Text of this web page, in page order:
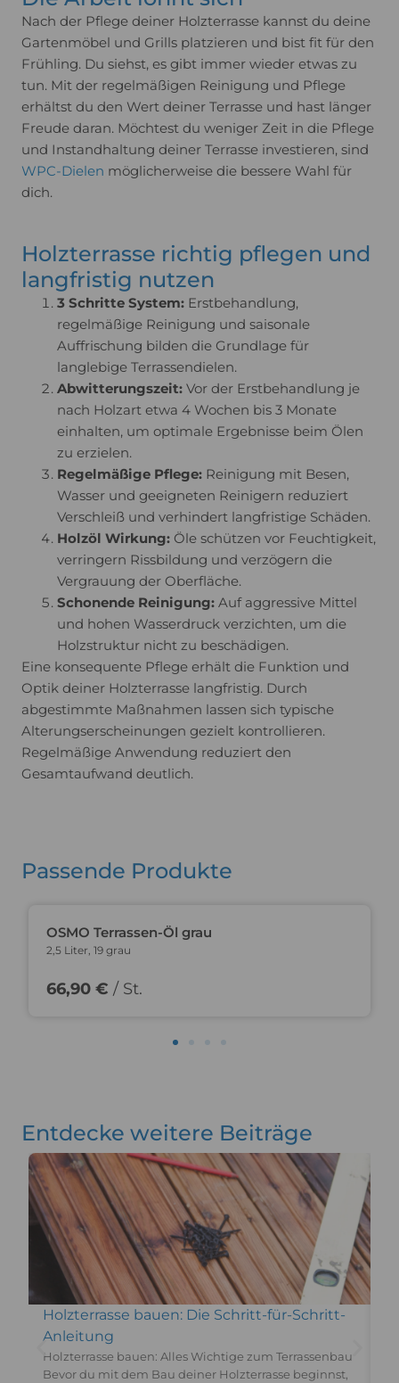
Nach der Pflege deiner Holzterrasse kannst du deine
Gartenmöbel und Grills platzieren und bist fit für den
Frühling. Du siehst, es gibt immer wieder etwas zu
tun. Mit der regelmäßigen Reinigung und Pflege
erhältst du den Wert deiner Terrasse und hast länger
Freude daran. Möchtest du weniger Zeit in die Pflege
und Instandhaltung deiner Terrasse investieren, sind
WPC-Dielen möglicherweise die bessere Wahl für
dich.
Holzterrasse richtig pflegen und
langfristig nutzen
3 Schritte System: Erstbehandlung,
regelmäßige Reinigung und saisonale
Auffrischung bilden die Grundlage für
langlebige Terrassendielen.
Abwitterungszeit: Vor der Erstbehandlung je
nach Holzart etwa 4 Wochen bis 3 Monate
einhalten, um optimale Ergebnisse beim Ölen
zu erzielen.
Regelmäßige Pflege: Reinigung mit Besen,
Wasser und geeigneten Reinigern reduziert
Verschleiß und verhindert langfristige Schäden.
Holzöl Wirkung: Öle schützen vor Feuchtigkeit,
verringern Rissbildung und verzögern die
Vergrauung der Oberfläche.
Schonende Reinigung: Auf aggressive Mittel
und hohen Wasserdruck verzichten, um die
Holzstruktur nicht zu beschädigen.
Eine konsequente Pflege erhält die Funktion und
Optik deiner Holzterrasse langfristig. Durch
abgestimmte Maßnahmen lassen sich typische
Alterungserscheinungen gezielt kontrollieren.
Regelmäßige Anwendung reduziert den
Gesamtaufwand deutlich.
Passende Produkte
OSMO Terrassen-Öl grau
2,5 Liter, 19 grau
66,90 € / St.
Entdecke weitere Beiträge
Holzterrasse bauen: Die Schritt-für-Schritt-
Anleitung
Holzterrasse bauen: Alles Wichtige zum Terrassenbau
Bevor du mit dem Bau deiner Holzterrasse beginnst,